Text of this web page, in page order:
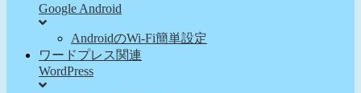
Google Android
AndroidのWi-Fi簡単設定
ワードプレス関連
WordPress